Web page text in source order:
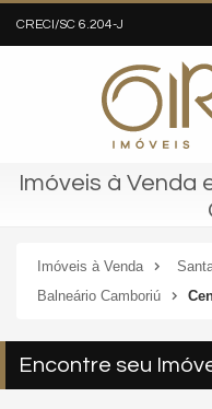
CRECI/SC 6.204-J
Imóveis à Venda
Imóveis à Venda
Balneário Camboriú
Encontre seu